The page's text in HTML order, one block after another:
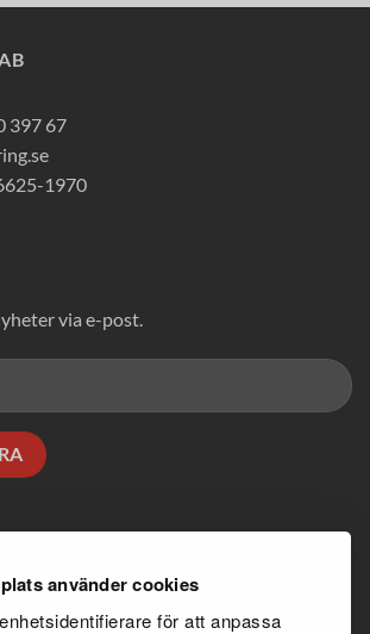
använder cookies
för att anpassa
397 67
1970
via e-post.